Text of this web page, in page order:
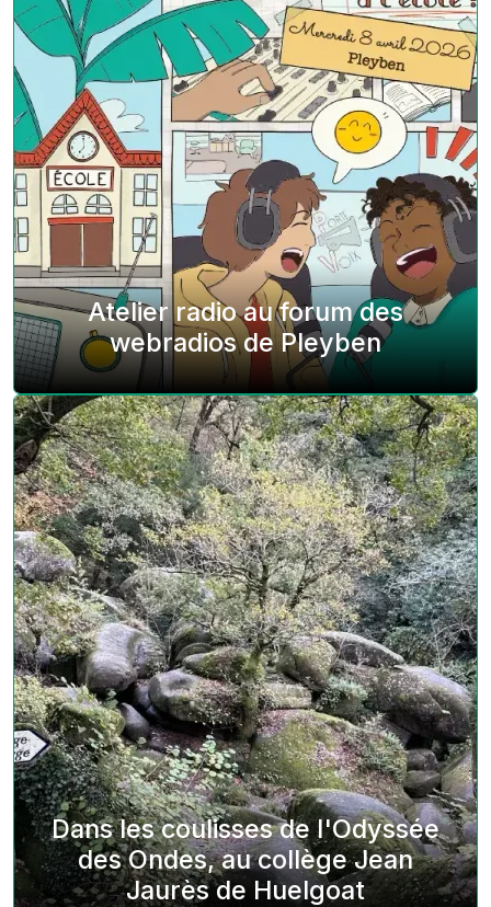
Atelier radio au forum des
webradios de Pleyben
Dans les coulisses de l'Odyssée
des Ondes, au collège Jean
Jaurès de Huelgoat